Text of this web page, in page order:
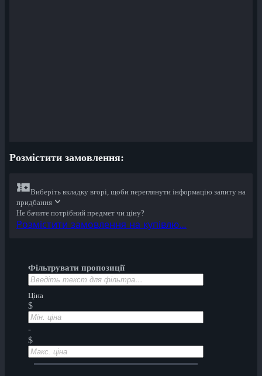
Розмістити замовлення:
Виберіть вкладку вгорі, щоби переглянути інформацію запиту на
придбання
Не бачите потрібний предмет чи ціну?
Розмістити замовлення на купівлю…
Фільтрувати пропозиції
Ціна
$
-
$